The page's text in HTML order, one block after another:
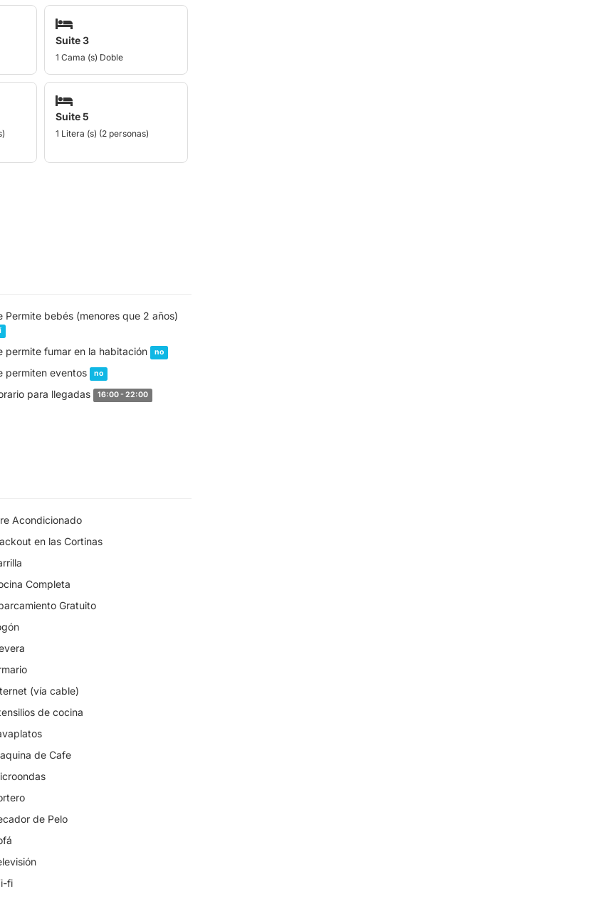
Suite 3
1 Cama (s) Doble
Suite 5
1 Litera (s) (2 personas)
Permite bebés (menores que 2 años)
permite fumar en la habitación no
permiten eventos no
para llegadas 16:00 - 22:00
Acondicionado
en las Cortinas
Completa
Gratuito
(vía cable)
de cocina
de Cafe
de Pelo
fi